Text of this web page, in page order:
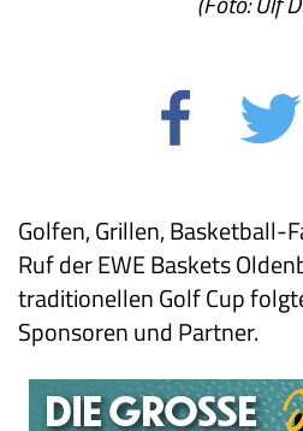
Golfen, Grillen, Basketball-
Rufder EWE Baskets
traditionellen Golf Cup
Sponsoren und Partner.